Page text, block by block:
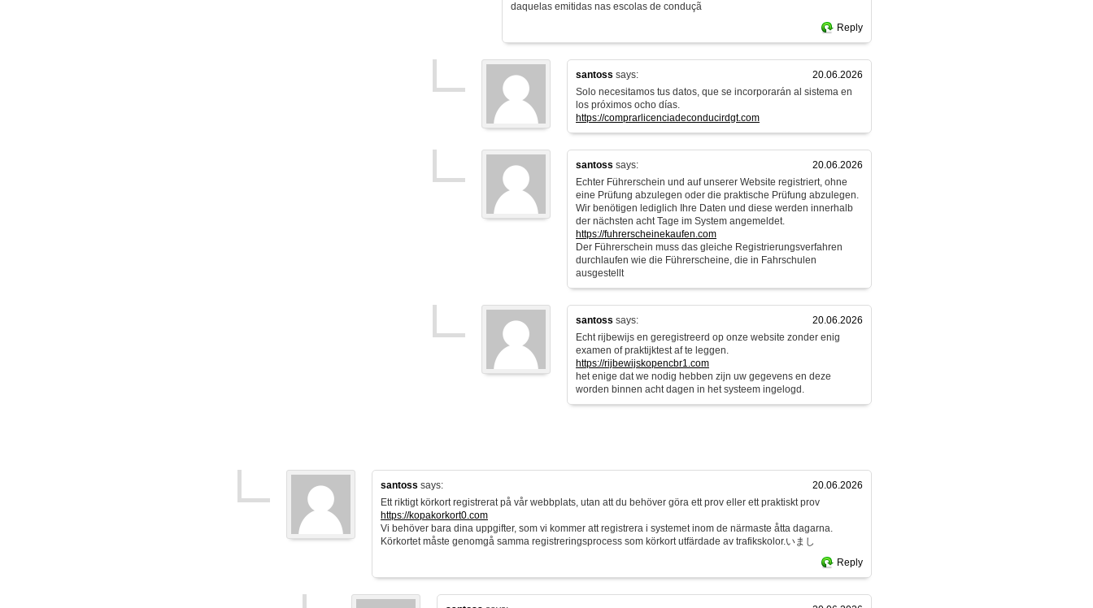
daquelas emitidas nas escolas de conduçã
Reply
santoss says:
20.06.2026
Solo necesitamos tus datos, que se incorporarán al sistema en
los próximos ocho días.
https://comprarlicenciadeconducirdgt.com
santoss says:
20.06.2026
Echter Führerschein und auf unserer Website registriert, ohne
eine Prüfung abzulegen oder die praktische Prüfung abzulegen.
Wir benötigen lediglich Ihre Daten und diese werden innerhalb
der nächsten acht Tage im System angemeldet.
https://fuhrerscheinekaufen.com
Der Führerschein muss das gleiche Registrierungsverfahren
durchlaufen wie die Führerscheine, die in Fahrschulen
ausgestellt
santoss says:
20.06.2026
Echt rijbewijs en geregistreerd op onze website zonder enig
examen of praktijktest af te leggen.
https://rijbewijskopencbr1.com
het enige dat we nodig hebben zijn uw gegevens en deze
worden binnen acht dagen in het systeem ingelogd.
santoss says:
20.06.2026
Ett riktigt körkort registrerat på vår webbplats, utan att du behöver göra ett prov eller ett praktiskt prov
https://kopakorkort0.com
Vi behöver bara dina uppgifter, som vi kommer att registrera i systemet inom de närmaste åtta dagarna.
Körkortet måste genomgå samma registreringsprocess som körkort utfärdade av trafikskolor.いまし
Reply